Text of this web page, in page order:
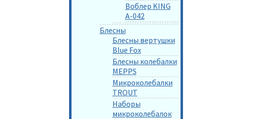
Воблер KING
A-042
Блесны
Блесны вертушки
Blue Fox
Блесны колебалки
MEPPS
Микроколебалки
TROUT
Наборы
микроколебалок